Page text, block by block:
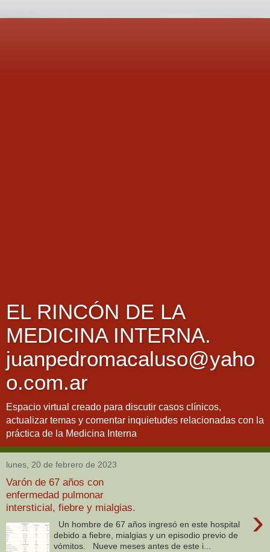
EL RINCÓN DE LA
MEDICINA INTERNA.
juanpedromacaluso@yaho
o.com.ar
Espacio virtual creado para discutir casos clínicos,
actualizar temas y comentar inquietudes relacionadas con la
práctica de la Medicina Interna
lunes, 20 de febrero de 2023
Varón de 67 años con
enfermedad pulmonar
intersticial, fiebre y mialgias.
›
Un hombre de 67 años ingresó en este hospital
debido a fiebre, mialgias y un episodio previo de
vómitos. Nueve meses antes de este i...